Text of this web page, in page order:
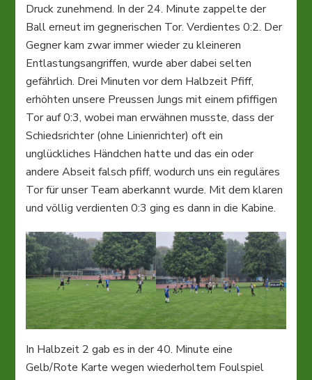
Druck zunehmend. In der 24. Minute zappelte der
Ball erneut im gegnerischen Tor. Verdientes 0:2. Der
Gegner kam zwar immer wieder zu kleineren
Entlastungsangriffen, wurde aber dabei selten
gefährlich. Drei Minuten vor dem Halbzeit Pfiff,
erhöhten unsere Preussen Jungs mit einem pfiffigen
Tor auf 0:3, wobei man erwähnen musste, dass der
Schiedsrichter (ohne Linienrichter) oft ein
unglückliches Händchen hatte und das ein oder
andere Abseit falsch pfiff, wodurch uns ein reguläres
Tor für unser Team aberkannt wurde. Mit dem klaren
und völlig verdienten 0:3 ging es dann in die Kabine.
In Halbzeit 2 gab es in der 40. Minute eine
Gelb/Rote Karte wegen wiederholtem Foulspiel